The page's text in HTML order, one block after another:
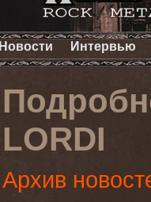
Новости Интервью
LORDI
Архив